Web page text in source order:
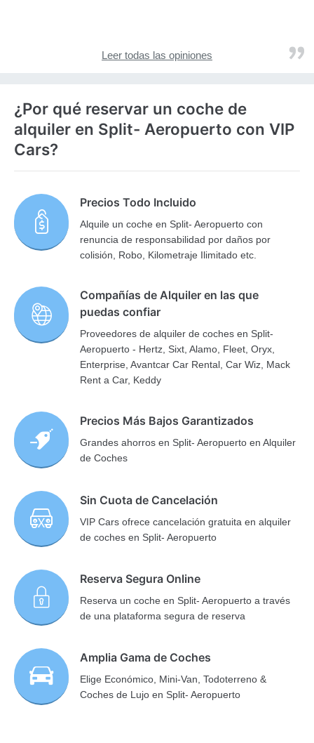
Leer todas las opiniones
¿Por qué reservar un coche de
alquiler en Split- Aeropuerto con VIP
Cars?
Precios Todo Incluido
Alquile un coche en Split- Aeropuerto con
renuncia de responsabilidad por daños por
colisión, Robo, Kilometraje Ilimitado etc.
Compañías de Alquiler en las que
puedas confiar
Proveedores de alquiler de coches en Split-
Aeropuerto - Hertz, Sixt, Alamo, Fleet, Oryx,
Enterprise, Avantcar Car Rental, Car Wiz, Mack
Rent a Car, Keddy
Precios Más Bajos Garantizados
Grandes ahorros en Split- Aeropuerto en Alquiler
de Coches
Sin Cuota de Cancelación
VIP Cars ofrece cancelación gratuita en alquiler
de coches en Split- Aeropuerto
Reserva Segura Online
Reserva un coche en Split- Aeropuerto a través
de una plataforma segura de reserva
Amplia Gama de Coches
Elige Económico, Mini-Van, Todoterreno &
Coches de Lujo en Split- Aeropuerto